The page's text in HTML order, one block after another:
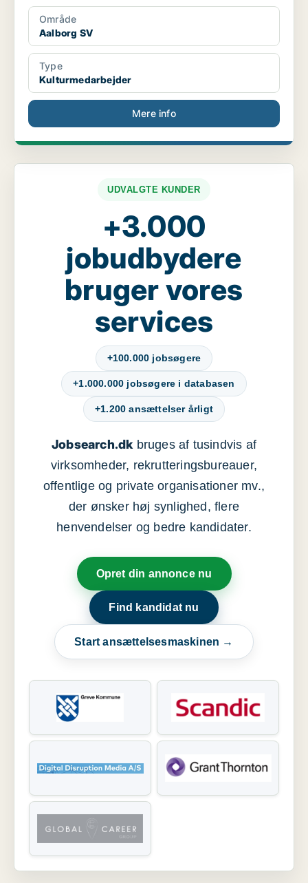
Område
Aalborg SV
Type
Kulturmedarbejder
Mere info
UDVALGTE KUNDER
+3.000
jobudbydere
bruger vores
services
+100.000 jobsøgere
+1.000.000 jobsøgere i databasen
+1.200 ansættelser årligt
Jobsearch.dkbruges af tusindvis af
virksomheder, rekrutteringsbureauer,
offentlige og private organisationer mv.,
der ønsker høj synlighed, flere
henvendelser og bedre kandidater.
Opret din annonce nu
Find kandidat nu
Start ansættelsesmaskinen →